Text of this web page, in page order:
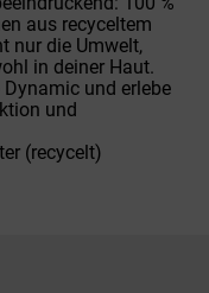
aus recyceltem
nur die Umwelt,
in deiner Haut.
und erlebe
und
(recycelt)